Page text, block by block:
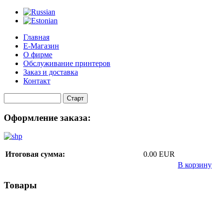
Главная
Е-Магазин
О фирме
Обслуживание принтеров
Заказ и доставка
Контакт
Оформление заказа:
Итоговая сумма:
0.00 EUR
В корзину
Товары